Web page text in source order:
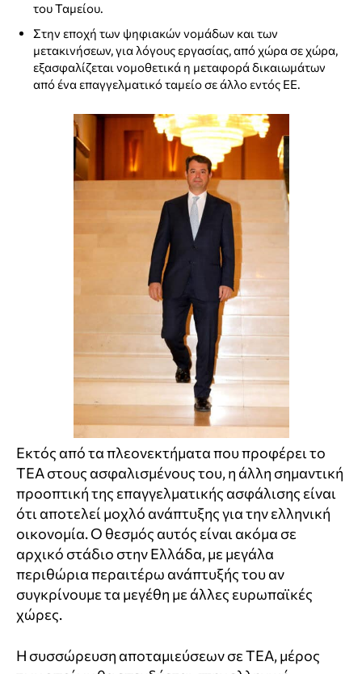
του Ταμείου.
Στην εποχή των ψηφιακών νομάδων και των
μετακινήσεων, για λόγους εργασίας, από χώρα σε χώρα,
εξασφαλίζεται νομοθετικά η μεταφορά δικαιωμάτων
από ένα επαγγελματικό ταμείο σε άλλο εντός ΕΕ.
Εκτός από τα πλεονεκτήματα που προφέρει το
ΤΕΑ στους ασφαλισμένους του, η άλλη σημαντική
προοπτική της επαγγελματικής ασφάλισης είναι
ότι αποτελεί μοχλό ανάπτυξης για την ελληνική
οικονομία. Ο θεσμός αυτός είναι ακόμα σε
αρχικό στάδιο στην Ελλάδα, με μεγάλα
περιθώρια περαιτέρω ανάπτυξής του αν
συγκρίνουμε τα μεγέθη με άλλες ευρωπαϊκές
χώρες.
Η συσσώρευση αποταμιεύσεων σε ΤΕΑ, μέρος